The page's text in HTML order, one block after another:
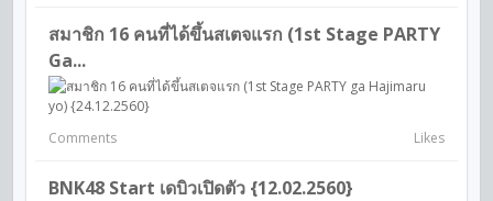
สมาชิก 16 คนที่ได้ขึ้นสเตจแรก (1st Stage PARTY
Ga...
Comments Likes
BNK48 Start เดบิวเปิดตัว {12.02.2560}